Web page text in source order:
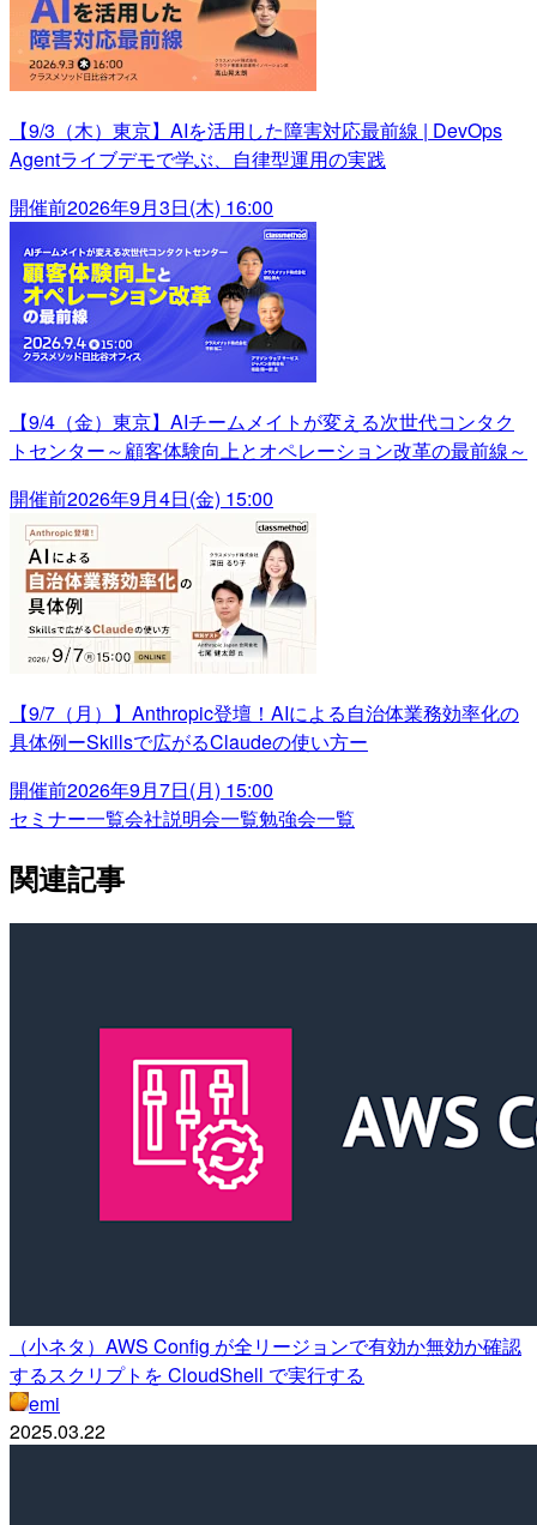
【9/3（木）東京】AIを活用した障害対応最前線 | DevOps
Agentライブデモで学ぶ、自律型運用の実践
開催前2026年9月3日(木) 16:00
【9/4（金）東京】AIチームメイトが変える次世代コンタク
トセンター～顧客体験向上とオペレーション改革の最前線～
開催前2026年9月4日(金) 15:00
【9/7（月）】Anthropic登壇！AIによる自治体業務効率化の
具体例ーSkillsで広がるClaudeの使い方ー
開催前2026年9月7日(月) 15:00
セミナー一覧会社説明会一覧勉強会一覧
関連記事
（小ネタ）AWS Config が全リージョンで有効か無効か確認
するスクリプトを CloudShell で実行する
emi
2025.03.22